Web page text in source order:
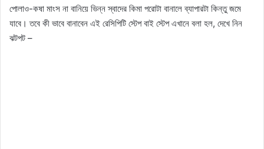
পোলাও-কষা মাংস না বানিয়ে ভিন্ন স্বাদের কিমা পরোটা বানালে ব্যাপারটা কিন্তু জমে
যাবে। তবে কী ভাবে বানাবেন এই রেসিপিটি স্টেপ বাই স্টেপ এখানে বলা হল, দেখে নিন
ঝটপট –